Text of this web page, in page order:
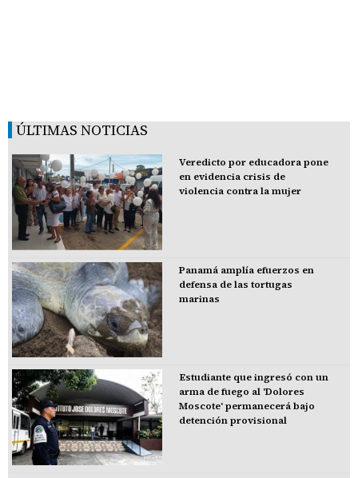
ÚLTIMAS NOTICIAS
Veredicto por educadora pone
en evidencia crisis de
violencia contra la mujer
Panamá amplía efuerzos en
defensa de las tortugas
marinas
Estudiante que ingresó con un
arma de fuego al 'Dolores
Moscote' permanecerá bajo
detención provisional